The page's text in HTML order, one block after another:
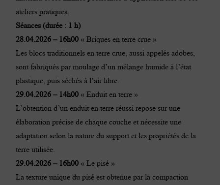
ateliers pratiques.
Séances (durée : 1 h)
28.04.2026 – 16h00 « Briques en terre crue »
Les blocs traditionnels en terre crue, aussi appelés adobes,
sont fabriqués par moulage d’un mélange humide à l’état
plastique, puis séchés à l’air libre.
29.04.2026 – 14h00 « Enduit en terre »
L’obtention d’un enduit en terre réussi repose sur une
élaboration précise de chaque couche et nécessite une
adaptation selon la nature du support et les propriétés de la
terre utilisée.
29.04.2026 – 16h00 « Le pisé »
La texture unique du pisé est obtenue par la compaction